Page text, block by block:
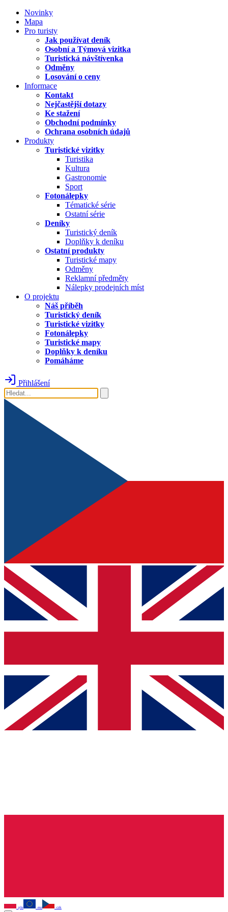
Novinky
Mapa
Pro turisty
Jak používat deník
Osobní a Týmová vizitka
Turistická návštívenka
Odměny
Losování o ceny
Informace
Kontakt
Nejčastější dotazy
Ke stažení
Obchodní podmínky
Ochrana osobních údajů
Produkty
Turistické vizitky
Turistika
Kultura
Gastronomie
Sport
Fotonálepky
Tématické série
Ostatní série
Deníky
Turistický deník
Doplňky k deníku
Ostatní produkty
Turistické mapy
Odměny
Reklamní předměty
Nálepky prodejních míst
O projektu
Náš příběh
Turistický deník
Turistické vizitky
Fotonálepky
Turistické mapy
Doplňky k deníku
Pomáháme
Přihlášení
pln eur czk